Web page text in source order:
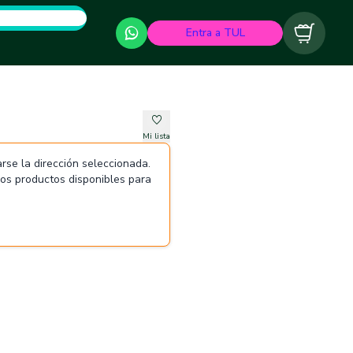
Entra a TUL Carrito
Mi lista
la dirección seleccionada.
productos disponibles para